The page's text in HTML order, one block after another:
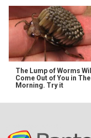
The Lump of Worms Will
Come Out of You in The
Morning. Try it